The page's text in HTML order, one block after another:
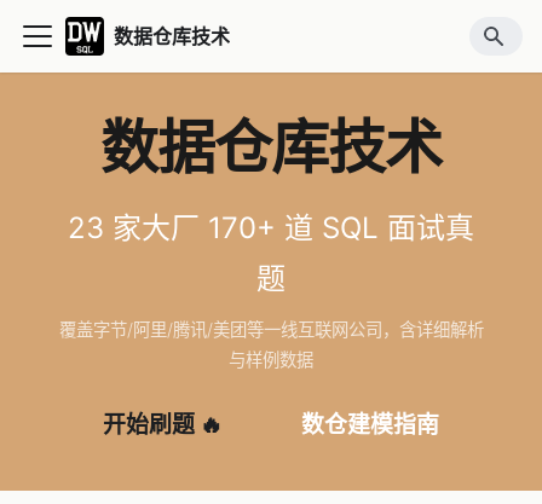
数据仓库技术
数据仓库技术
23 家大厂 170+ 道 SQL 面试真
题
覆盖字节/阿里/腾讯/美团等一线互联网公司，含详细解析
与样例数据
开始刷题 🔥 数仓建模指南